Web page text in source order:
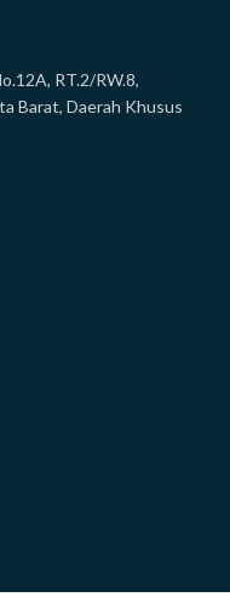
RT.2/RW.8,
Barat, Daerah Khusus